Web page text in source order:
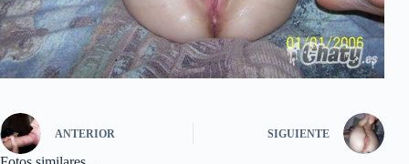
ANTERIOR SIGUIENTE